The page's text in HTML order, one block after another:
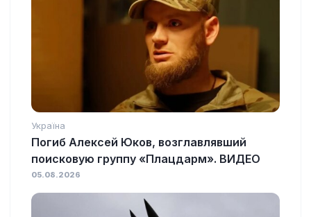
Україна
Погиб Алексей Юков, возглавлявший
поисковую группу «Плацдарм». ВИДЕО
05.08.2026